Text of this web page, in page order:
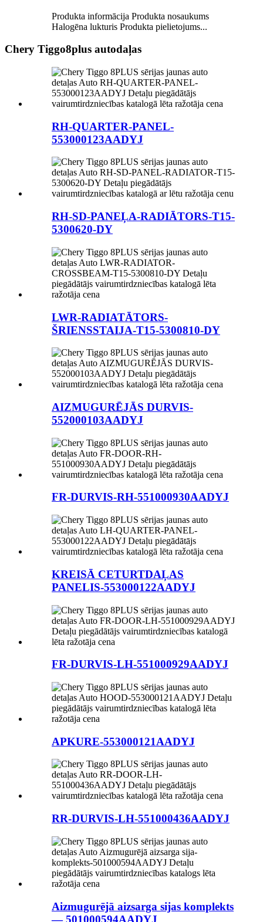
Produkta informācija Produkta nosaukums
Halogēna lukturis Produkta pielietojums...
Chery Tiggo8plus autodaļas
RH-QUARTER-PANEL-
553000123AADYJ
RH-SD-PANEĻA-RADIĀTORS-T15-
5300620-DY
LWR-RADIATĀTORS-
ŠRIENSSTAIJA-T15-5300810-DY
AIZMUGURĒJĀS DURVIS-
552000103AADYJ
FR-DURVIS-RH-551000930AADYJ
KREISĀ CETURTDAĻAS
PANELIS-553000122AADYJ
FR-DURVIS-LH-551000929AADYJ
APKURE-553000121AADYJ
RR-DURVIS-LH-551000436AADYJ
Aizmugurējā aizsarga sijas komplekts
— 501000594AADYJ